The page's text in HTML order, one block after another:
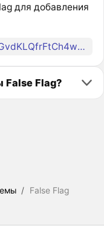
для добавления
3XHafP5M87BvqtwCYBRGvdKLQfrFtCh4wXzBQ5BKFLAG
False Flag?
/ False Flag